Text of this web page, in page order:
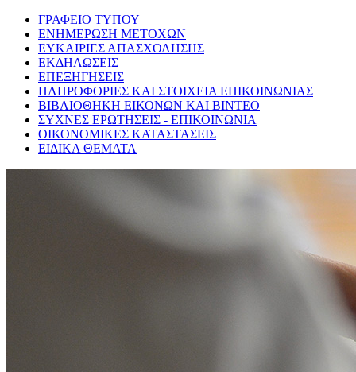
ΓΡΑΦΕΙΟ ΤΥΠΟΥ
ΕΝΗΜΕΡΩΣΗ ΜΕΤΟΧΩΝ
ΕΥΚΑΙΡΙΕΣ ΑΠΑΣΧΟΛΗΣΗΣ
ΕΚΔΗΛΩΣΕΙΣ
ΕΠΕΞΗΓΗΣΕΙΣ
ΠΛΗΡΟΦΟΡΙΕΣ ΚΑΙ ΣΤΟΙΧΕΙΑ ΕΠΙΚΟΙΝΩΝΙΑΣ
ΒΙΒΛΙΟΘΗΚΗ ΕΙΚΟΝΩΝ ΚΑΙ ΒΙΝΤΕΟ
ΣΥΧΝΕΣ ΕΡΩΤΗΣΕΙΣ - ΕΠΙΚΟΙΝΩΝΙΑ
ΟΙΚΟΝΟΜΙΚΕΣ ΚΑΤΑΣΤΑΣΕΙΣ
ΕΙΔΙΚΑ ΘΕΜΑΤΑ